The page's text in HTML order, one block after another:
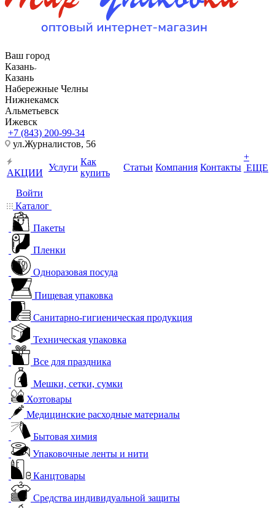
Ваш город
Казань
Казань
Набережные Челны
Нижнекамск
Альметьевск
Ижевск
+7 (843) 200-99-34
ул.Журналистов, 56
АКЦИИ
Услуги
Как
купить
Статьи Компания Контакты
+
ЕЩЕ
Войти
Каталог
Пакеты
Пленки
Одноразовая посуда
Пищевая упаковка
Санитарно-гигиеническая продукция
Техническая упаковка
Все для праздника
Мешки, сетки, сумки
Хозтовары
Медицинские расходные материалы
Бытовая химия
Упаковочные ленты и нити
Канцтовары
Средства индивидуальной защиты